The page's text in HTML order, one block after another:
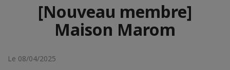
[Nouveau membre]
Maison Marom
Le 08/04/2025